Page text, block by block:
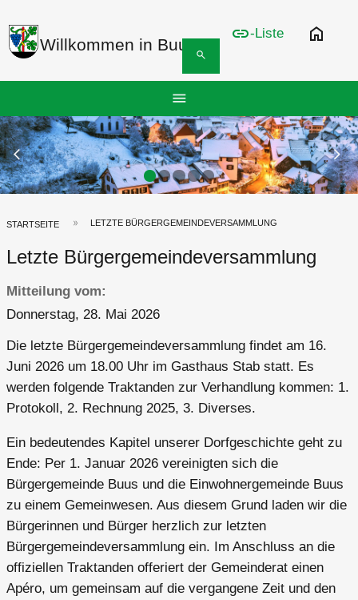
Willkommen in Buus link-Liste home
search
Hauptnavigation
Top
Bar
menu
Previous Slide
arrow_back_ios arrow_forward_ios
Pfadnavigation
STARTSEITE LETZTE BÜRGERGEMEINDEVERSAMMLUNG
Letzte Bürgergemeindeversammlung
Mitteilung vom
Donnerstag, 28. Mai 2026
Die letzte Bürgergemeindeversammlung findet am 16.
Juni 2026 um 18.00 Uhr im Gasthaus Stab statt. Es
werden folgende Traktanden zur Verhandlung kommen: 1.
Protokoll, 2. Rechnung 2025, 3. Diverses.
Ein bedeutendes Kapitel unserer Dorfgeschichte geht zu
Ende: Per 1. Januar 2026 vereinigten sich die
Bürgergemeinde Buus und die Einwohnergemeinde Buus
zu einem Gemeinwesen. Aus diesem Grund laden wir die
Bürgerinnen und Bürger herzlich zur letzten
Bürgergemeindeversammlung ein. Im Anschluss an die
offiziellen Traktanden offeriert der Gemeinderat einen
Apéro, um gemeinsam auf die vergangene Zeit und den